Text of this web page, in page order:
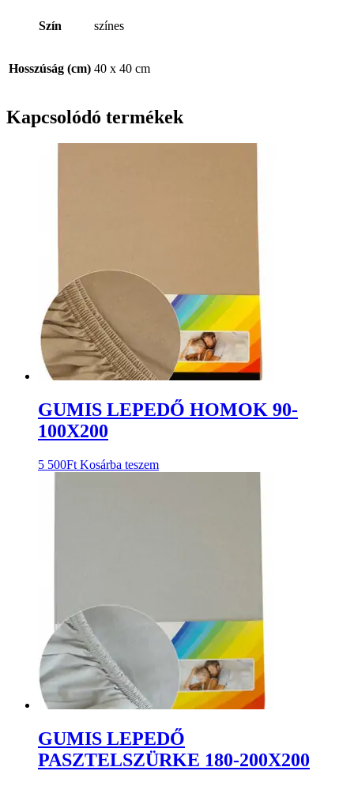
Szín színes
Hosszúság (cm) 40 x 40 cm
Kapcsolódó termékek
GUMIS LEPEDŐ HOMOK 90-
100X200
5 500Ft Kosárba teszem
GUMIS LEPEDŐ
PASZTELSZÜRKE 180-200X200